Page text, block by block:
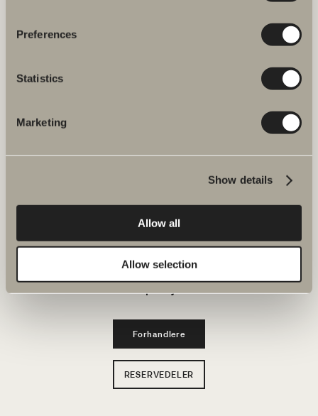
Preferences
Statistics
Marketing
Show details
Allow all
Allow selection
Produkter
Tegneverktøy
Forhandlere
RESERVEDELER